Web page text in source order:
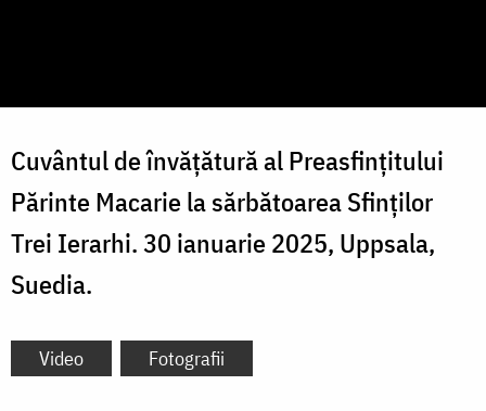
Cuvântul de învățătură al Preasfințitului
Părinte Macarie la sărbătoarea Sfinților
Trei Ierarhi.30 ianuarie 2025, Uppsala,
Suedia.
Video Fotografii